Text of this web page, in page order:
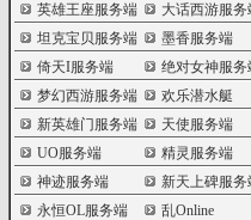
英雄王座服务端
大话西游服务
坦克宝贝服务端
墨香服务端
倚天I服务端
绝对女神服务
梦幻西游服务端
欢乐潜水艇
新英雄门服务端
天使服务端
UO服务端
精灵服务端
神迹服务端
新天上碑服务
永恒OL服务端
乱Online